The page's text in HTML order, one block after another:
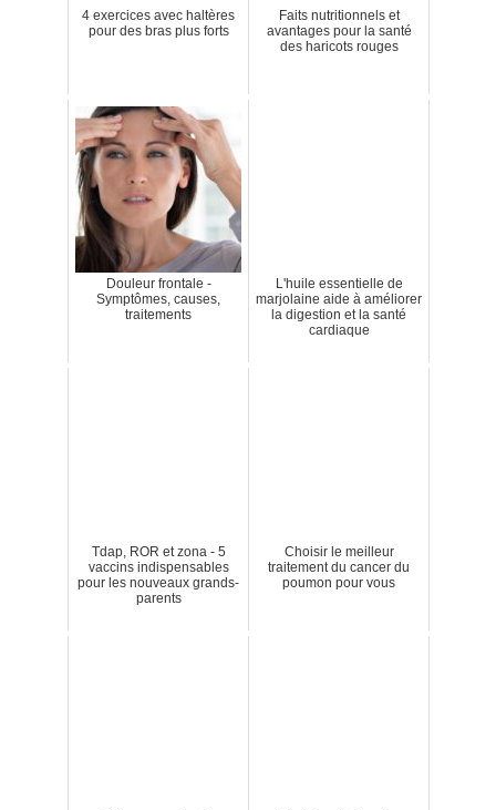
4 exercices avec haltères
pour des bras plus forts
Faits nutritionnels et
avantages pour la santé
des haricots rouges
Douleur frontale -
Symptômes, causes,
traitements
L'huile essentielle de
marjolaine aide à améliorer
la digestion et la santé
cardiaque
Tdap, ROR et zona - 5
vaccins indispensables
pour les nouveaux grands-
parents
Choisir le meilleur
traitement du cancer du
poumon pour vous